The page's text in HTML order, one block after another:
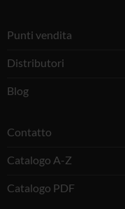
Punti vendita
Distributori
Blog
Contatto
Catalogo A-Z
Catalogo PDF